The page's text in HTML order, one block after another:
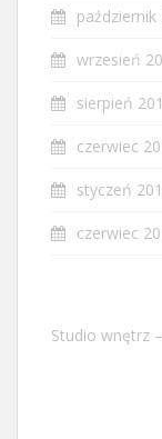
październik
wrzesień
sierpień
czerwiec
styczeń
czerwiec
Studio wnętrz